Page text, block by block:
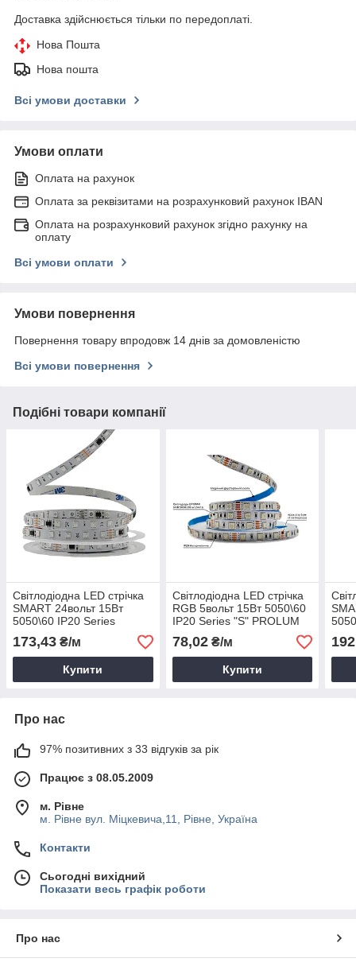
Доставка здійснюється тільки по передоплаті.
Нова Пошта
Нова пошта
Всі умови доставки
Умови оплати
Оплата на рахунок
Оплата за реквізитами на розрахунковий рахунок IBAN
Оплата на розрахунковий рахунок згідно рахунку на
оплату
Всі умови оплати
Умови повернення
Повернення товару впродовж 14 днів за домовленістю
Всі умови повернення
Подібні товари компанії
Світлодіодна LED стрічка
SMART 24вольт 15Вт
5050\60 IP20 Series
"SMART" RGB (Pixel Full
Color) PROLUM 350018о
173,43 ₴/м
Купити
Світлодіодна LED стрічка
RGB 5вольт 15Вт 5050\60
IP20 Series "S" PROLUM
311002о
78,02₴/м
Купити
Про нас
97% позитивних з 33 відгуків за рік
Працює з 08.05.2009
м. Рівне
м. Рівне вул. Міцкевича,11, Рівне, Україна
Контакти
Сьогодні вихідний
Показати весь графік роботи
Про нас